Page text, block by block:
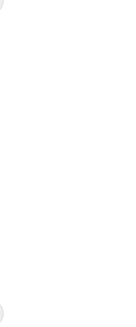
のスライドへ
のスライドへ